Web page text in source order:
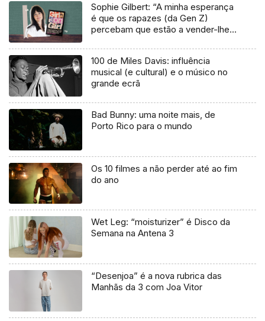
Sophie Gilbert: “A minha esperança
é que os rapazes (da Gen Z)
percebam que estão a vender-lhes
100 de Miles Davis: influência
musical (e cultural) e o músico no
grande ecrã
Bad Bunny: uma noite mais, de
Porto Rico para o mundo
Os 10 filmes a não perder até ao fim
do ano
Wet Leg: “moisturizer” é Disco da
Semana na Antena 3
“Desenjoa” é a nova rubrica das
Manhãs da 3 com Joa Vitor